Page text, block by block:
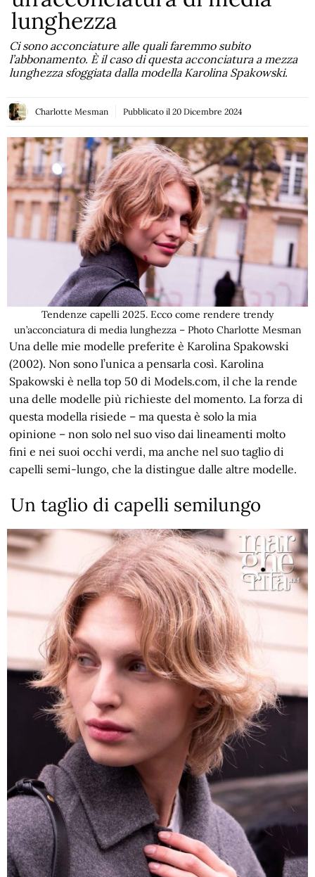
lunghezza
Ci sono acconciature alle quali faremmo subito
l’abbonamento. È il caso di questa acconciatura a mezza
lunghezza sfoggiata dalla modella Karolina Spakowski.
Charlotte Mesman Pubblicato il 20 Dicembre 2024
Tendenze capelli 2025. Ecco come rendere trendy
un’acconciatura di media lunghezza – Photo Charlotte Mesman
Una delle mie modelle preferite è Karolina Spakowski
(2002). Non sono l’unica a pensarla così. Karolina
Spakowski è nella top 50 di Models.com, il che la rende
una delle modelle più richieste del momento. La forza di
questa modella risiede – ma questa è solo la mia
opinione – non solo nel suo viso dai lineamenti molto
fini e nei suoi occhi verdi, ma anche nel suo taglio di
capelli semi-lungo, che la distingue dalle altre modelle.
Un taglio di capelli semilungo